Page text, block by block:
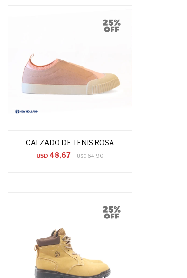
CALZADO DE TENIS ROSA
USD 48,67 USD64,90